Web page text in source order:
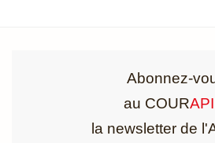
Abonnez-
au COUR
la newsletter de